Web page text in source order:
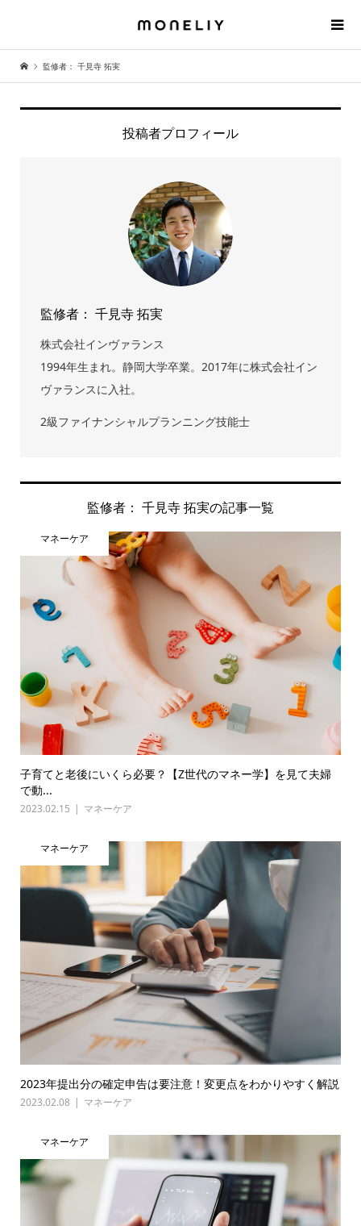
監修者： 千見寺 拓実
投稿者プロフィール
監修者： 千見寺 拓実
株式会社インヴァランス
1994年生まれ。静岡大学卒業。2017年に株式会社イン
ヴァランスに入社。
2級ファイナンシャルプランニング技能士
監修者： 千見寺 拓実の記事一覧
マネーケア
子育てと老後にいくら必要？【Z世代のマネー学】を見て夫婦
で動...
2023.02.15 マネーケア
マネーケア
2023年提出分の確定申告は要注意！変更点をわかりやすく解説
2023.02.08 マネーケア
マネーケア